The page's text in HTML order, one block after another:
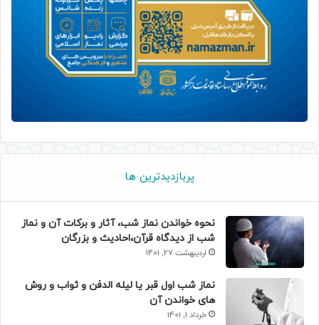
پربازدیدترین ها
نحوه خواندن نماز شب، آثار و برکات آن و نماز
شب از دیدگاه قرآن،احادیث و بزرگان
اردیبهشت 27, 1401
نماز شب اول قبر یا لیله الدفن و ثواب و روش
های خواندن آن
خرداد 1, 1401